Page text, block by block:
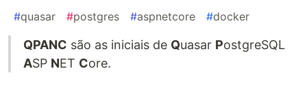
#quasar #postgres #aspnetcore #docker
QPANC são as iniciais de Quasar PostgreSQL
ASP NET Core.